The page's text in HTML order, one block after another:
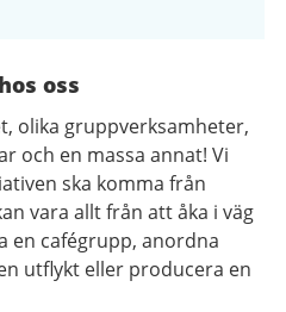
oss
olika gruppverksamheter,
och en massa annat! Vi
ska komma från
vara allt från att åka i väg
en cafégrupp, anordna
utflykt eller producera en